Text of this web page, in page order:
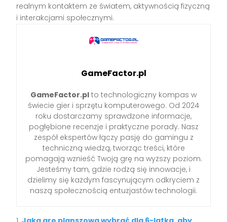
realnym kontaktem ze światem, aktywnością fizyczną
i interakcjami społecznymi.
GameFactor.pl
GameFactor.pl to technologiczny kompas w
świecie gier i sprzętu komputerowego. Od 2024
roku dostarczamy sprawdzone informacje,
pogłębione recenzje i praktyczne porady. Nasz
zespół ekspertów łączy pasję do gamingu z
techniczną wiedzą, tworząc treści, które
pomagają wznieść Twoją grę na wyższy poziom.
Jesteśmy tam, gdzie rodzą się innowacje, i
dzielimy się każdym fascynującym odkryciem z
naszą społecznością entuzjastów technologii.